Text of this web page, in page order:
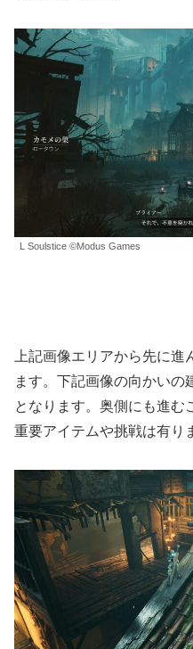
L Soulstice ©Modus Games
上記画像エリアから先に進
ます。下記画像の向かいの
となります。奥側にも進む
重要アイテムや挑戦は有り